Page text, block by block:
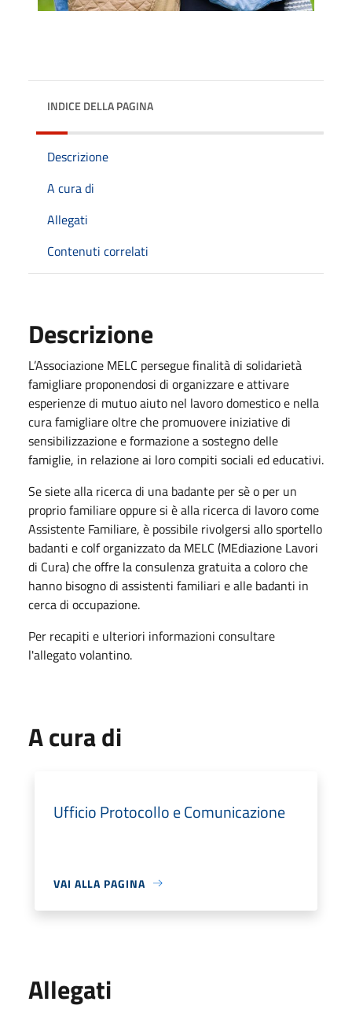
INDICE DELLA PAGINA
Descrizione
A cura di
Allegati
Contenuti correlati
Descrizione
L’Associazione MELC persegue finalità di solidarietà
famigliare proponendosi di organizzare e attivare
esperienze di mutuo aiuto nel lavoro domestico e nella
cura famigliare oltre che promuovere iniziative di
sensibilizzazione e formazione a sostegno delle
famiglie, in relazione ai loro compiti sociali ed educativi.
Se siete alla ricerca di una badante per sè o per un
proprio familiare oppure si è alla ricerca di lavoro come
Assistente Familiare, è possibile rivolgersi allo sportello
badanti e colf organizzato da MELC (MEdiazione Lavori
di Cura) che offre la consulenza gratuita a coloro che
hanno bisogno di assistenti familiari e alle badanti in
cerca di occupazione.
Per recapiti e ulteriori informazioni consultare
l'allegato volantino.
A cura di
Ufficio Protocollo e Comunicazione
VAI ALLA PAGINA
Allegati